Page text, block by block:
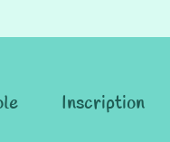
Inscription